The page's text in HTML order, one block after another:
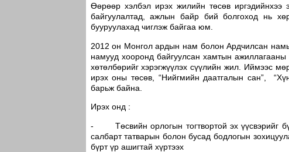
Өөрөөр хэлбэл ирэх жилийн төсөв иргэдийнхээ
байгуулалтад, ажлын байр бий болгоход нь
бууруулахад чиглэж байгаа юм.
2012 он Монгол ардын нам болон Ардчилсан
намууд хооронд байгуулсан хамтын
хөтөлбөрийг хэрэгжүүлэх сүүлийн жил. Иймээс
ирэх оны төсөв, “Нийгмийн даатгалын сан”,
барьж байна.
Ирэх онд :
- Төсвийн орлогын тогтвортой эх үүсвэрийг
салбарт татварын болон бусад бодлогын
бүрт үр ашигтай хүртээх